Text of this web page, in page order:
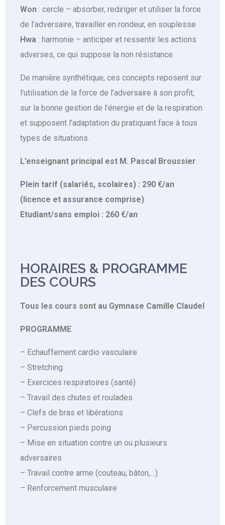
Won : cercle – absorber, rediriger et utiliser la force
de l’adversaire, travailler en rondeur, en souplesse
Hwa : harmonie – anticiper et ressentir les actions
adverses, ce qui suppose la non résistance
De manière synthétique, ces concepts reposent sur
l’utilisation de la force de l’adversaire à son profit,
sur la bonne gestion de l’énergie et de la respiration
et supposent l’adaptation du pratiquant face à tous
types de situations.
L’enseignant principal est M. Pascal Broussier.
Plein tarif (salariés, scolaires) : 290 €/an
(licence et assurance comprise)
Etudiant/sans emploi : 260 €/an
HORAIRES & PROGRAMME
DES COURS
Tous les cours sont au Gymnase Camille Claudel
PROGRAMME
– Echauffement cardio vasculaire
– Stretching
– Exercices respiratoires (santé)
– Travail des chutes et roulades
– Clefs de bras et libérations
– Percussion pieds poing
– Mise en situation contre un ou plusieurs
adversaires
– Travail contre arme (couteau, bâton,…)
– Renforcement musculaire
BOOK FREE TRIAL
We know that getting back into
fitness is tough! Let us help you